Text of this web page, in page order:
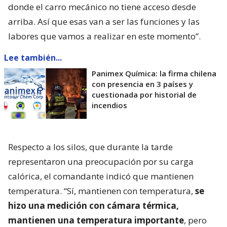
donde el carro mecánico no tiene acceso desde
arriba. Así que esas van a ser las funciones y las
labores que vamos a realizar en este momento”.
Lee también...
Panimex Química: la firma chilena
con presencia en 3 países y
cuestionada por historial de
incendios
Respecto a los silos, que durante la tarde
representaron una preocupación por su carga
calórica, el comandante indicó que mantienen
temperatura. “Sí, mantienen con temperatura, se
hizo una medición con cámara térmica,
mantienen una temperatura importante, pero